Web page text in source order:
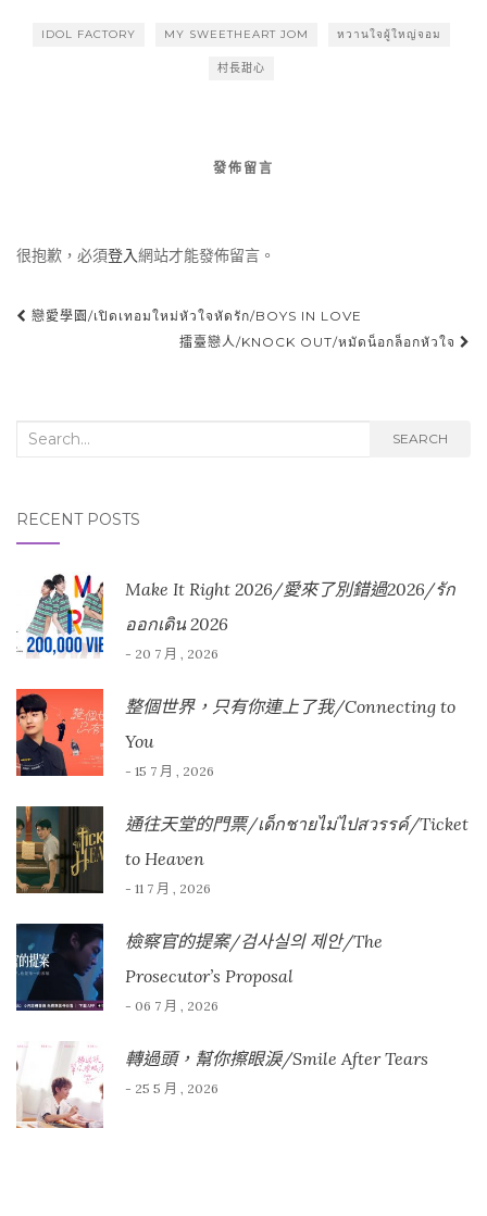
IDOL FACTORY MY SWEETHEART JOM หวานใจผู้ใหญ่จอม
村長甜心
發佈留言
很抱歉，必須登入網站才能發佈留言。
Post navigation
戀愛學園/เปิดเทอมใหม่หัวใจหัดรัก/BOYS IN LOVE
擂臺戀人/KNOCK OUT/หมัดน็อกล็อกหัวใจ
Search for: SEARCH
RECENT POSTS
Make It Right 2026/愛來了別錯過2026/รัก
ออกเดิน 2026
- 20 7 月 , 2026
整個世界，只有你連上了我/Connecting to
You
- 15 7 月 , 2026
通往天堂的門票/เด็กชายไม่ไปสวรรค์/Ticket
to Heaven
- 11 7 月 , 2026
檢察官的提案/검사실의 제안/The
Prosecutor’s Proposal
- 06 7 月 , 2026
轉過頭，幫你擦眼淚/Smile After Tears
- 25 5 月 , 2026